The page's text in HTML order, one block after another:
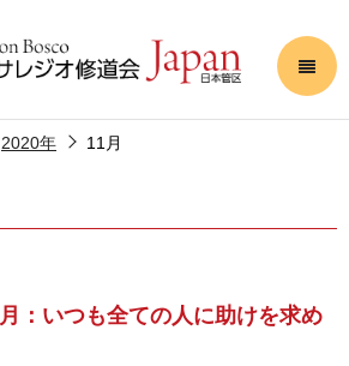
2020年 11月
：いつも全ての人に助けを求め